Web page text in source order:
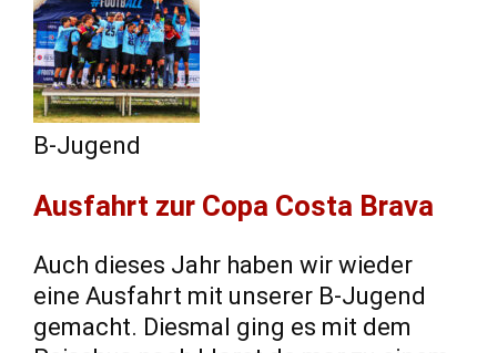
B-Jugend
Ausfahrt zur Copa Costa Brava
Auch dieses Jahr haben wir wieder
eine Ausfahrt mit unserer B-Jugend
gemacht. Diesmal ging es mit dem